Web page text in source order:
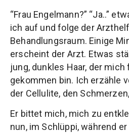
“Frau Engelmann?” “Ja..”
ich auf und folge der
Behandlungsraum. Einige
erscheint der Arzt. Etwas
jung, dunkles Haar, der
gekommen bin. Ich erzähle
der Cellulite, den
Er bittet mich, mich zu
nun, im Schlüppi, während